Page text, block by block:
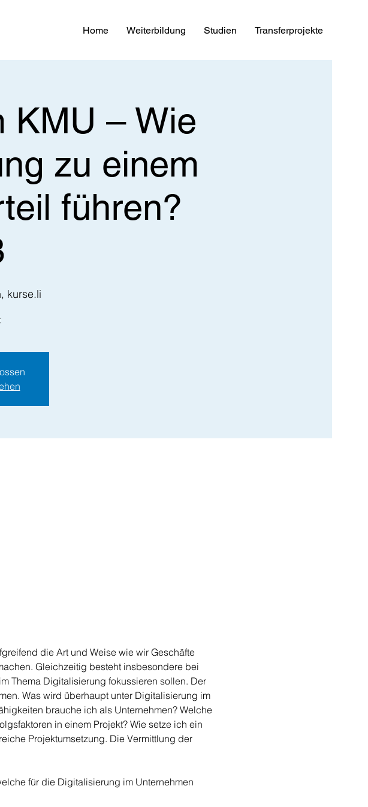
Home Weiterbildung Studien Transferprojekte
KMU – Wie
zu einem
führen?
kurse.li
die Art und Weise wie wir Geschäfte
Gleichzeitig besteht insbesondere bei
Thema Digitalisierung fokussieren sollen. Der
Was wird überhaupt unter Digitalisierung im
brauche ich als Unternehmen? Welche
in einem Projekt? Wie setze ich ein
Projektumsetzung. Die Vermittlung der
für die Digitalisierung im Unternehmen